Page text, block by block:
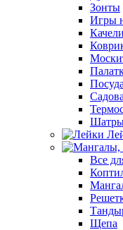
Зонты
Игры
Качели
Все
Щепа